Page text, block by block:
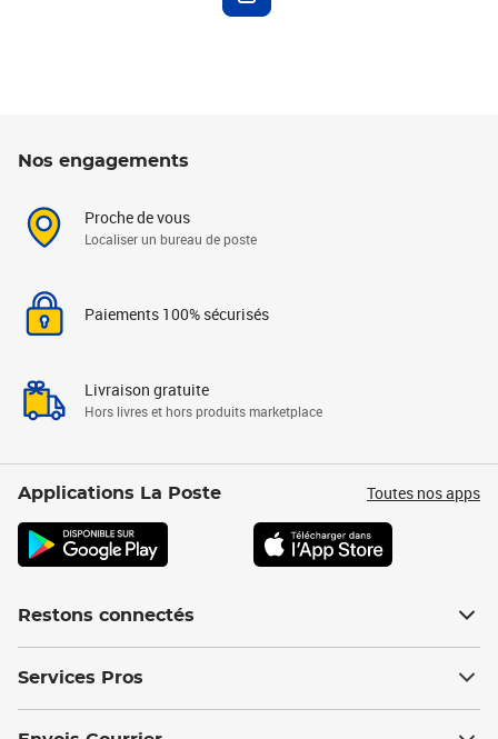
Nos engagements
Proche de vous
Localiser un bureau de poste
Paiements 100% sécurisés
Livraison gratuite
Hors livres et hors produits marketplace
Applications La Poste Toutes nos apps
Restons connectés
Services Pros